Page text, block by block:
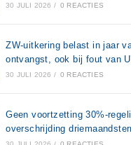
30 JULI 2026 / 0 REACTIES
ZW-uitkering belast in jaar
ontvangst, ook bij fout van
30 JULI 2026 / 0 REACTIES
Geen voortzetting 30%-
overschrijding